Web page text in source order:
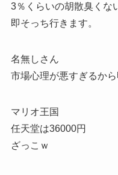
3％くらいの胡散臭くな
即そっち行きます。
名無しさん
市場心理が悪すぎるから
マリオ王国
任天堂は36000円
ざっこｗ